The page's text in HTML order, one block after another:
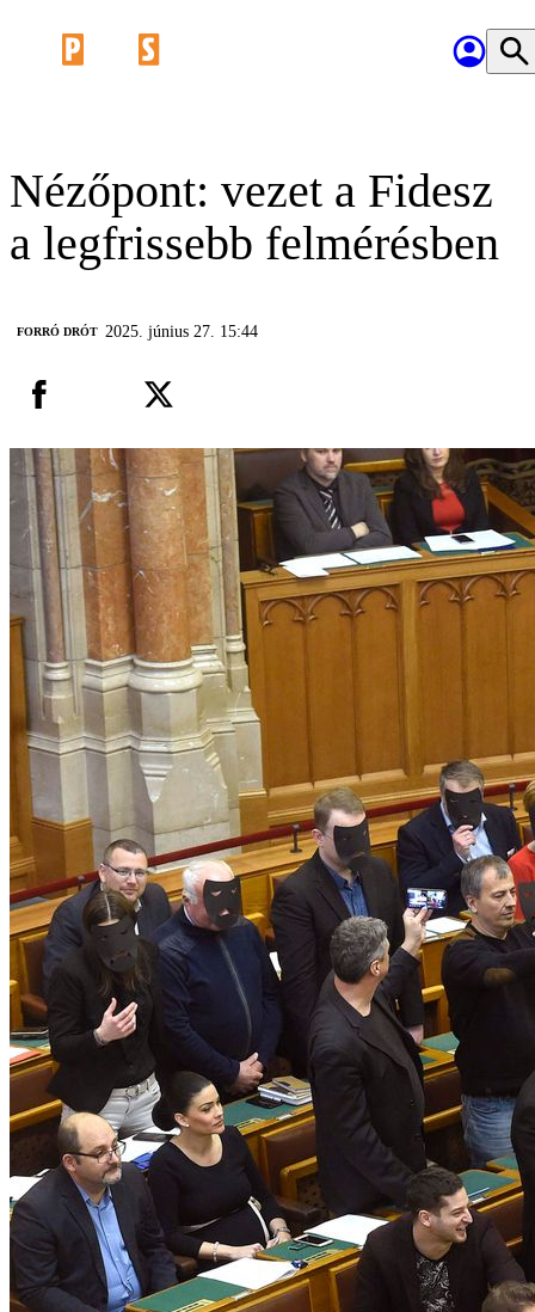
Nézőpont: vezet a Fidesz
a legfrissebb felmérésben
FORRÓ DRÓT 2025. június 27. 15:44